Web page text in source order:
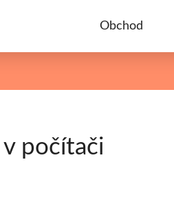
Obchod
počítači